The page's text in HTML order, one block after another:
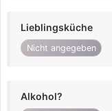
Lieblingsküche
Nicht angegeben
Alkohol?